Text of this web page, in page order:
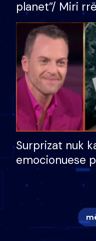
planet”/ Miri
bukura në
mungojë zilja
Surprizat nuk
emocionuese
nëna dhe
nuk i mban